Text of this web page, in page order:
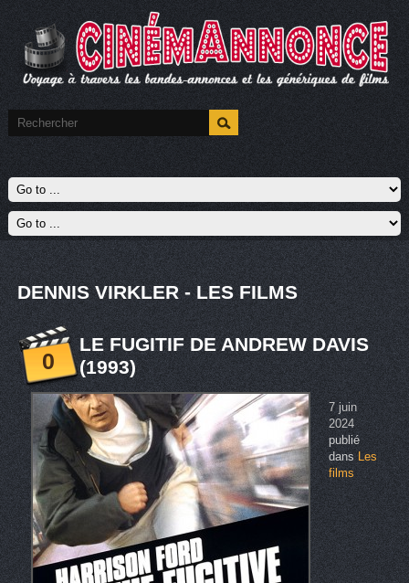
DENNIS VIRKLER - LES FILMS
0
LE FUGITIF DE ANDREW DAVIS
(1993)
7 juin
2024
publié
dansLes
films